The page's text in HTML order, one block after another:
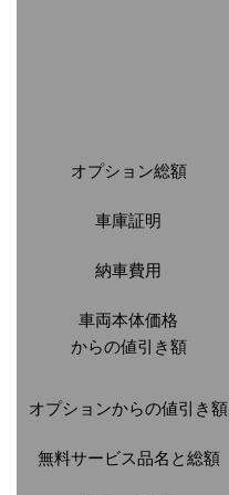
オプション総額
車庫証明
納車費用
車両本体価格
からの値引き額
オプションからの値引き額
無料サービス品名と総額